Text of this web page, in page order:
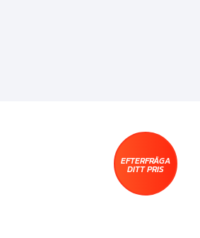
EFTERFRÅGA
DITT PRIS